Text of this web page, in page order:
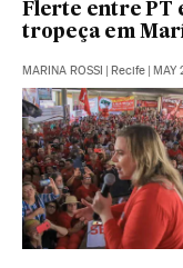
Flerte entre PT
tropeça em
MARINA ROSSI Recife MAY